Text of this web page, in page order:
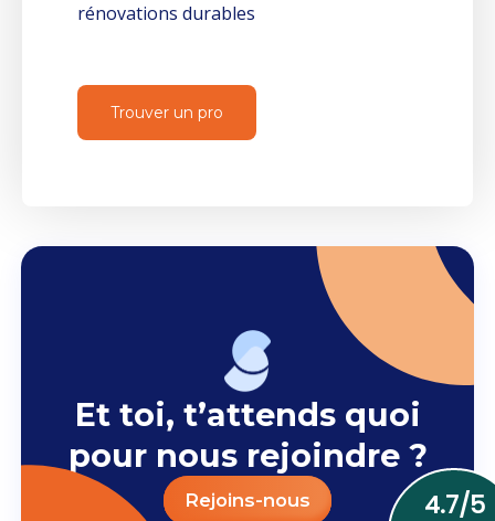
rénovations durables
Trouver un pro
Et toi, t’attends quoi
pour nous rejoindre ?
Rejoins-nous